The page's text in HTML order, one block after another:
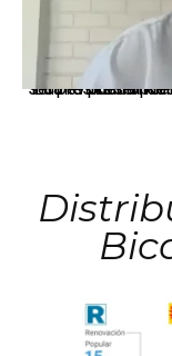
La presidenta Keiko Fujimori informó que la